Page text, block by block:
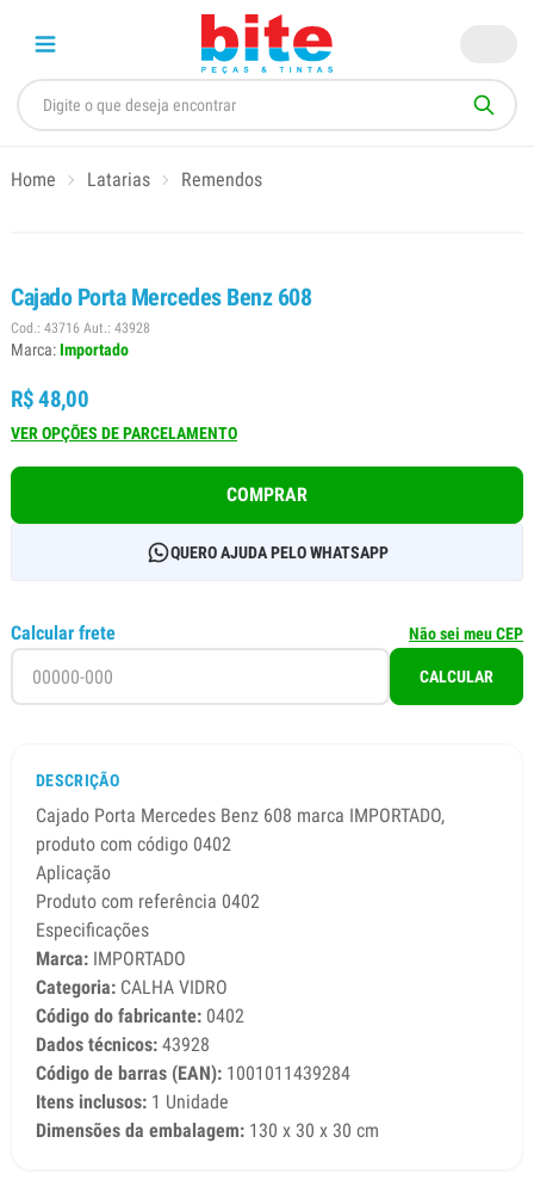
Home Latarias Remendos
Cajado Porta Mercedes Benz 608
Cod.: 43716 Aut.: 43928
Marca:Importado
R$ 48,00
VER OPÇÕES DE PARCELAMENTO
COMPRAR
QUERO AJUDA PELO WHATSAPP
Calcular frete Não sei meu CEP
CALCULAR
DESCRIÇÃO
Cajado Porta Mercedes Benz 608 marca IMPORTADO,
produto com código 0402
Aplicação
Produto com referência 0402
Especificações
Marca: IMPORTADO
Categoria: CALHA VIDRO
Código do fabricante: 0402
Dados técnicos: 43928
Código de barras (EAN): 1001011439284
Itens inclusos: 1 Unidade
Dimensões da embalagem: 130 x 30 x 30 cm